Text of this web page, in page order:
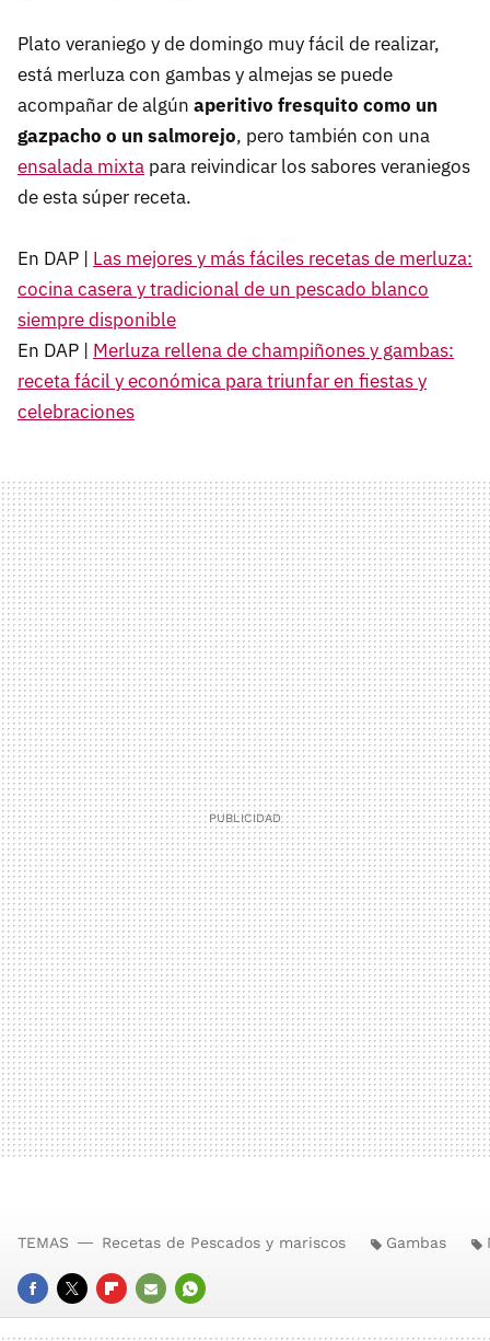
Plato veraniego y de domingo muy fácil de realizar,
está merluza con gambas y almejas se puede
acompañar de algún aperitivo fresquito como un
gazpacho o un salmorejo, pero también con una
ensalada mixta para reivindicar los sabores veraniegos
de esta súper receta.
En DAP | Las mejores y más fáciles recetas de merluza:
cocina casera y tradicional de un pescado blanco
siempre disponible
En DAP | Merluza rellena de champiñones y gambas:
receta fácil y económica para triunfar en fiestas y
celebraciones
FACEBOOK
TWITTERFLIPBOARD
E- WHATSAPP
TEMAS Recetas de Pescados y mariscos Gambas